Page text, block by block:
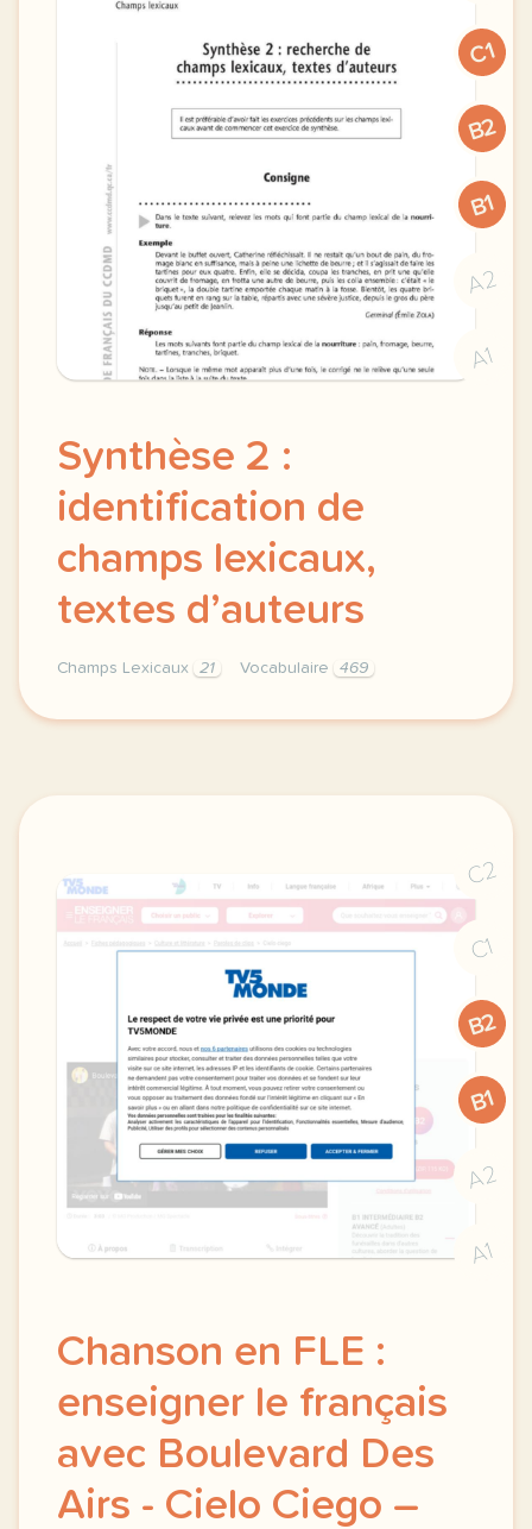
C1
B2
B1
A2
A1
Synthèse 2 :
identification de
champs lexicaux,
textes d’auteurs
Champs Lexicaux 21 Vocabulaire 469
synthese 2 recherche de vocabulaire champs
C2
C1
B2
B1
A2
A1
Chanson en FLE :
enseigner le français
avec Boulevard Des
Airs - Cielo Ciego –